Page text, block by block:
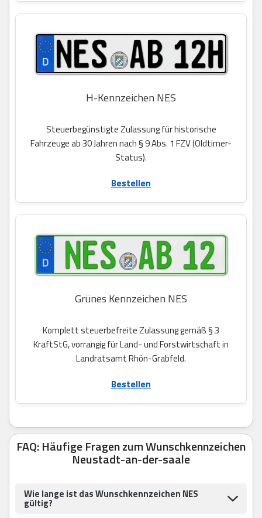
H-Kennzeichen NES
Steuerbegünstigte Zulassung für historische
Fahrzeuge ab 30 Jahren nach § 9 Abs. 1 FZV (Oldtimer-
Status).
Bestellen
Grünes Kennzeichen NES
Komplett steuerbefreite Zulassung gemäß § 3
KraftStG, vorrangig für Land- und Forstwirtschaft in
Landratsamt Rhön-Grabfeld.
Bestellen
FAQ: Häufige Fragen zum Wunschkennzeichen
Neustadt-an-der-saale
Wie lange ist das Wunschkennzeichen NES
gültig?